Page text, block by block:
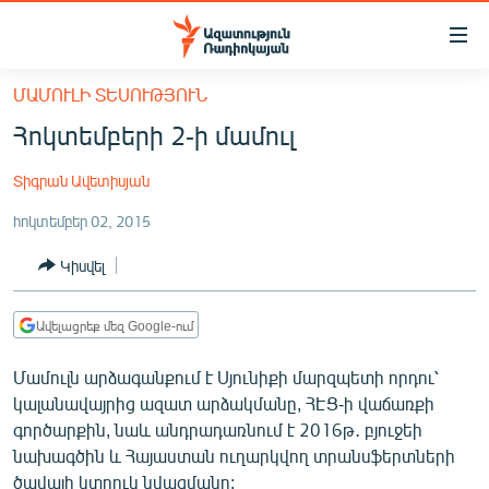
Մատչելիության
հիմնական
բովանդակությանը
հիմնական
մենյուին
ՀԱՅԱՍՏԱՆ
ՔԱՂԱՔԱԿԱՆ
ԸՆՏՐՈՒԹՅՈՒՆՆԵՐ 2026
ԻՐԱՎՈՒՆՔ
ՀԱՍԱՐԱԿՈՒԹՅՈՒՆ
ՂԱՐԱԲԱՂ
ՊԱՏԵՐԱԶՄԻ 6 ՇԱԲԱԹՆԵՐԸ
ՏԱՐԱԾԱՇՐՋԱՆ
ՄԱՄՈՒԼԻ ՏԵՍՈՒԹՅՈՒՆ
Հոկտեմբերի 2-ի մամուլ
Տիգրան Ավետիսյան
հոկտեմբեր 02, 2015
Կիսվել
Ավելացրեք մեզ Google-ում
Մամուլն արձագանքում է Սյունիքի մարզպետի որդու՝
կալանավայրից ազատ արձակմանը, ՀԷՑ-ի վաճառքի
գործարքին, նաև անդրադառնում է 2016թ․ բյուջեի
նախագծին և Հայաստան ուղարկվող տրանսֆերտների
ծավալի կտրուկ նվազմանը: